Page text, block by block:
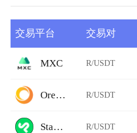
交易平台 交易对
MXC R/USDT
Ore.Bz R/USDT
StarkDefi R/USDT